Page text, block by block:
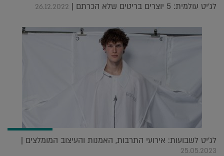
לג'יט עולמית: 5 יוצרים בריטים שלא הכרתם | 26.12.2022
לג'יט לשבועות: אירועי התרבות, האמנות והעיצוב המומלצים |
25.05.2023